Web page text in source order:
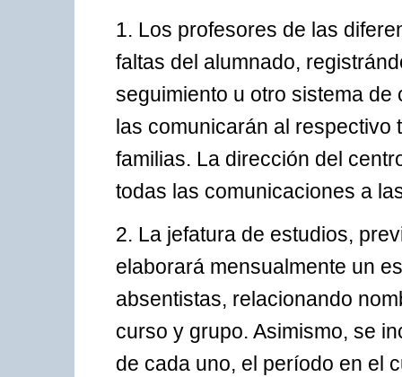
1. Los profesores de las
faltas del alumnado,
seguimiento u otro sistema
las comunicarán al respectivo
familias. La dirección del
todas las comunicaciones a
2. La jefatura de estudios,
elaborará mensualmente un
absentistas, relacionando
curso y grupo. Asimismo, se
de cada uno, el período en el